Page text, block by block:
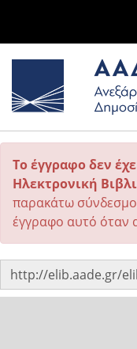
Το έγγραφο δεν
Ηλεκτρονική
παρακάτω
έγγραφο αυτό όταν